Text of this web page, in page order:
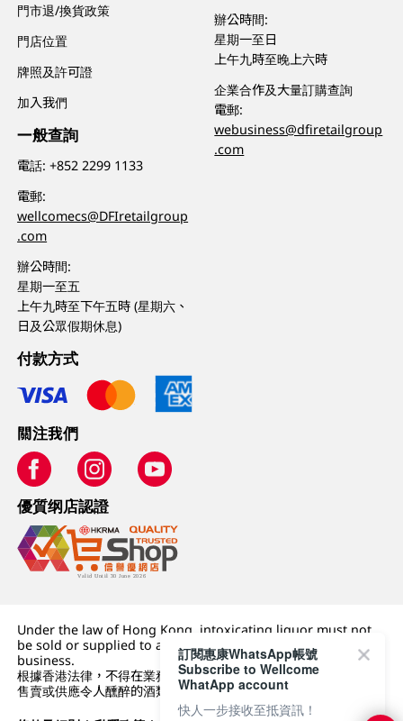
門市退/換貨政策
門店位置
牌照及許可證
加入我們
一般查詢
電話:+852 2299 1133
電郵:
wellcomecs@DFIretailgroup
.com
辦公時間:
星期一至五
上午九時至下午五時 (星期六、
日及公眾假期休息)
辦公時間:
星期一至日
上午九時至晚上六時
企業合作及大量訂購查詢
電郵:
webusiness@dfiretailgroup
.com
付款方式
關注我們
優質纲店認證
Under the law of Hong Kong, intoxicating liquor must not
be sold or supplied to a minor (under 18) in the course of
business.
根據香港法律，不得在業務過程中，向未成年人 (18 歲以下人士)
售賣或供應令人醺醉的酒類。
訂閱惠康WhatsApp帳號
Subscribe to Wellcome
WhatApp account
快人一步接收至抵資訊！